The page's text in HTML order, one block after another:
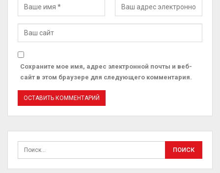
Сохраните мое имя, адрес электронной почты и веб-
сайт в этом браузере для следующего комментария.